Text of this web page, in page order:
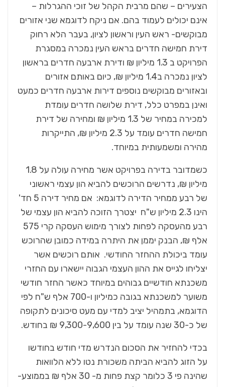
הצעירים – שהם מרבית הקהל של זוכי ההגרלות –
אינם יכולים לעמוד בהם. אם ניקח לדוגמא שני אזורים
מבוקשים- ראש העין וראשון לציון, בעבר הלא רחוק
דירת חמישה חדרים בראש העין נמכרה במסגרת
הפרויקט ב 1.3 מיליון ₪ ודירת ארבעה חדרים בראשון
לציון נמכרה ב1.4 מיליון ₪, כיום באותם אזורים
ובאזורים מבוקשים נוספים דירות ארבעה חדרים כמעט
ואינן במפרט כלל, דירת שלושה חדרים עומדת
למכירה במחיר של 1.3 מיליון ₪ ומחירה של דירת
חמישה חדרים עומד על 2.3 מיליון ₪, התייקרות
מהירה ומשמעותית במיוחד.
כשמדובר בדירה בפרויקט אשר מחירה עולה על 1.8
מיליון ₪, נדרשים הרוכשים להביא הון עצמי ראשוני
של רבע ממחיר הדירה לדוגמא: אם מחיר דירה 5 חד'
הינו 2.3 מיליון ש"ח יצטרך הזוכה להביא הון עצמי של
רבע מהעסקה לפחות לצורך מימוש העסקה קרי 575
אלף ₪, הבנק יממן את היתרה במידה כמובן שהרוכש
עומד ביכולת ההחזר החודשי. אותם רוכשים אשר
יצליחו לגייס את ההון העצמי הגבוה יישארו עם החזרי
משכנתא חודשיים גבוהים במיוחד כאשר החזר חודשי
משוער למשכנתא בגובה כמיליון ו-700 אלף ש"ח לפי
הדוגמא, בתמהיל יציב למדי עם מעט סיכונים לתקופה
של כ-30 שנה עומד על בין 9,300-9,600 ₪ בחודש.
בכדי להחזיר את הסכום הנדרש מדי חודש בחודשו
על הזוג להביא הביתה משכורת נטו ללא הלוואות
שהינה פי 3 כלומר קצת פחות מ- 30 אלף ₪ בממוצע-